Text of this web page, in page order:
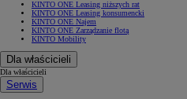
KINTO ONE Leasing niższych rat
KINTO ONE Leasing konsumencki
KINTO ONE Najem
KINTO ONE Zarządzanie flotą
KINTO Mobility
Dla właścicieli
Dla właścicieli
Serwis